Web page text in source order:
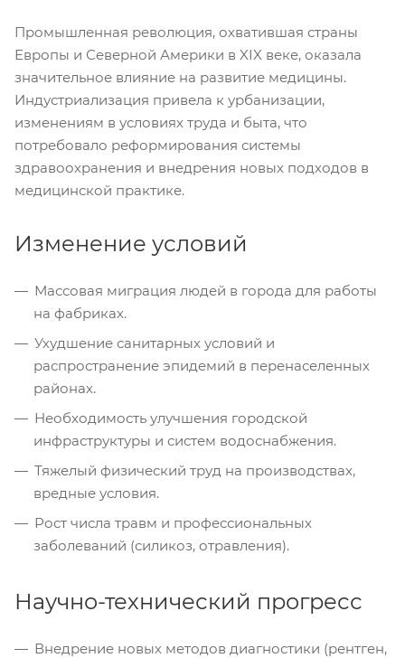
Промышленная революция, охватившая страны
Европы и Северной Америки в XIX веке, оказала
значительное влияние на развитие медицины.
Индустриализация привела к урбанизации,
изменениям в условиях труда и быта, что
потребовало реформирования системы
здравоохранения и внедрения новых подходов в
медицинской практике.
Изменение условий
Массовая миграция людей в города для работы
на фабриках.
Ухудшение санитарных условий и
распространение эпидемий в перенаселенных
районах.
Необходимость улучшения городской
инфраструктуры и систем водоснабжения.
Тяжелый физический труд на производствах,
вредные условия.
Рост числа травм и профессиональных
заболеваний (силикоз, отравления).
Научно-технический прогресс
Внедрение новых методов диагностики (рентген,